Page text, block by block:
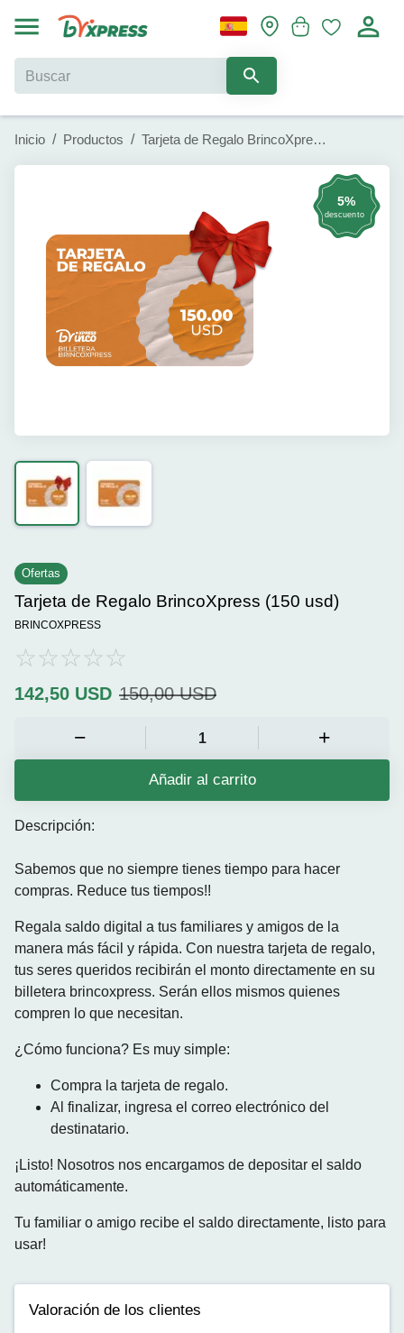
Inicio / Productos / Tarjeta de Regalo BrincoXpress (150 usd)
5%
descuento
Ofertas
Tarjeta de Regalo BrincoXpress (150 usd)
BRINCOXPRESS
142,50 USD 150,00 USD
Añadir al carrito
Descripción:
Sabemos que no siempre tienes tiempo para hacer
compras. Reduce tus tiempos!!
Regala saldo digital a tus familiares y amigos de la
manera más fácil y rápida. Con nuestra tarjeta de regalo,
tus seres queridos recibirán el monto directamente en su
billetera brincoxpress. Serán ellos mismos quienes
compren lo que necesitan.
¿Cómo funciona? Es muy simple:
Compra la tarjeta de regalo.
Al finalizar, ingresa el correo electrónico del
destinatario.
¡Listo! Nosotros nos encargamos de depositar el saldo
automáticamente.
Tu familiar o amigo recibe el saldo directamente, listo para
usar!
Valoración de los clientes